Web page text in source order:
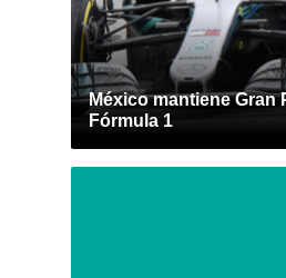
México mantiene Gran
Fórmula 1